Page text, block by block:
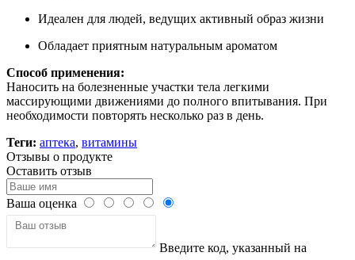
Идеален для людей, ведущих активный образ жизни
Обладает приятным натуральным ароматом
Способ применения:
Наносить на болезненные участки тела легкими
массирующими движениями до полного впитывания. При
необходимости повторять несколько раз в день.
Теги: аптека, витамины
Отзывы о продукте
Оставить отзыв
Ваша оценка
Введите код, указанный на